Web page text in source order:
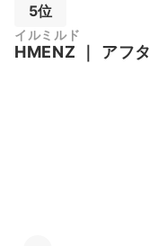
5位
イルミルド
HMENZ ｜ アフ